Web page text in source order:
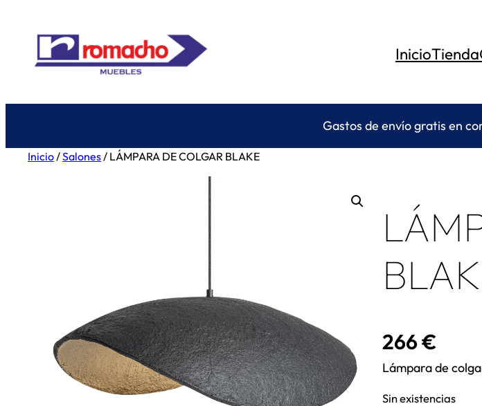
contenido
InicioTienda
Gastos de envío gratis en
Inicio /Salones / LÁMPARA DE COLGAR BLAKE
266€
Lámpara de
Sin existencias